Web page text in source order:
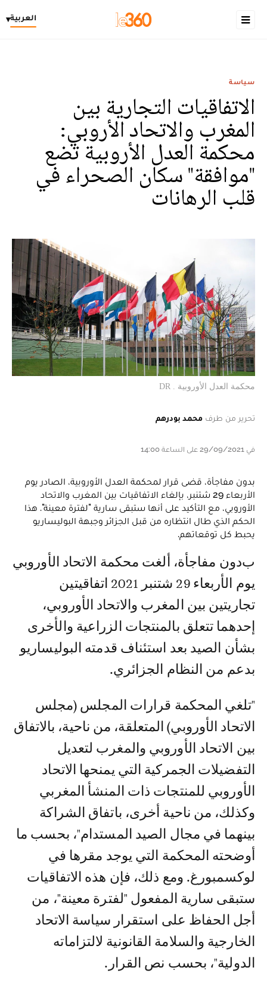
العربية▾
سياسة
الاتفاقيات التجارية بين
المغرب والاتحاد الأروبي:
محكمة العدل الأروبية تضع
"موافقة" سكان الصحراء في
قلب الرهانات
محكمة العدل الأوروبية . DR
تحرير من طرف محمد بودرهم
في 29/09/2021 على الساعة 14:00
بدون مفاجأة، قضى قرار لمحكمة العدل الأوروبية، الصادر يوم
الأربعاء 29 شتنبر، بإلغاء الاتفاقيات بين المغرب والاتحاد
الأوروبي، مع التأكيد على أنها ستبقى سارية "لفترة معينة". هذا
الحكم الذي طال انتظاره من قبل الجزائر وجبهة البوليساريو
يحبط كل توقعاتهم.
بدون مفاجأة، ألغت محكمة الاتحاد الأوروبي
يوم الأربعاء 29 شتنبر 2021 اتفاقيتين
تجاريتين بين المغرب والاتحاد الأوروبي،
إحدهما تتعلق بالمنتجات الزراعية والأخرى
بشأن الصيد بعد استئناف قدمته البوليساريو
بدعم من النظام الجزائري.
"تلغي المحكمة قرارات المجلس (مجلس
الاتحاد الأوروبي) المتعلقة، من ناحية، بالاتفاق
بين الاتحاد الأوروبي والمغرب لتعديل
التفضيلات الجمركية التي يمنحها الاتحاد
الأوروبي للمنتجات ذات المنشأ المغربي
وكذلك، من ناحية أخرى، باتفاق الشراكة
بينهما في مجال الصيد المستدام"، بحسب ما
أوضحته المحكمة التي يوجد مقرها في
لوكسمبورغ. ومع ذلك، فإن هذه الاتفاقيات
ستبقى سارية المفعول "لفترة معينة"، من
أجل الحفاظ على استقرار سياسة الاتحاد
الخارجية والسلامة القانونية لالتزاماته
الدولية"، بحسب نص القرار.